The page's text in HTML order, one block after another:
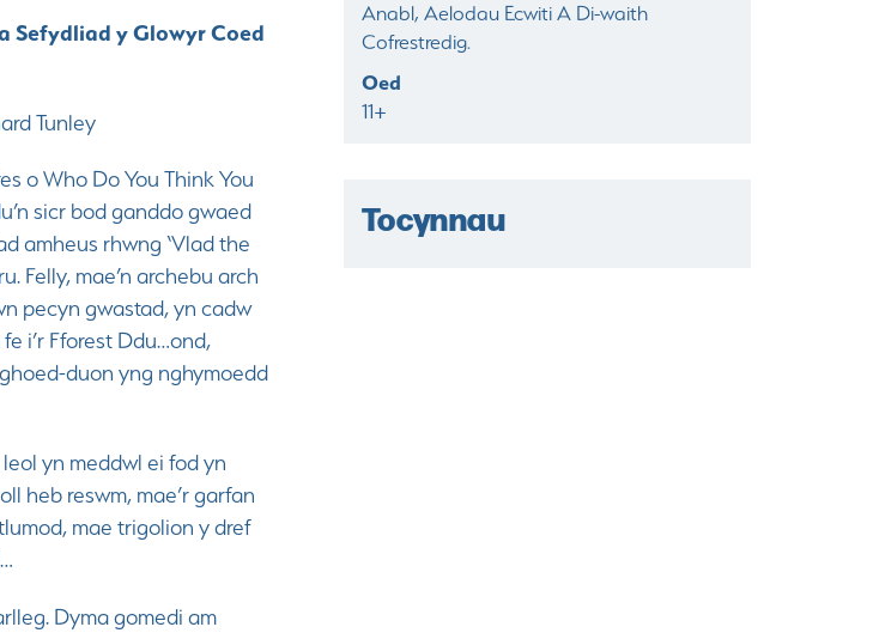
Sefydliad y Glowyr Coed
Tunley
o Who Do You Think You
sicr bod ganddo gwaed
amheus rhwng ‘Vlad the
Felly, mae’n archebu arch
pecyn gwastad, yn cadw
i’r Fforest Ddu…ond,
duon yng nghymoedd
yn meddwl ei fod yn
heb reswm, mae’r garfan
mae trigolion y dref
Dyma gomedi am
Anabl, Aelodau Ecwiti A Di-waith
Cofrestredig.
Oed
11+
Tocynnau